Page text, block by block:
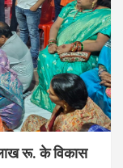
लाख रू. के विकास